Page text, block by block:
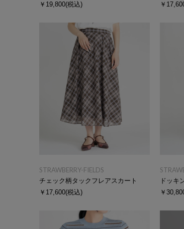
￥19,800(税込)
￥
STRAWBERRY-FIELDS
チェック柄タックフレアスカート
￥17,600(税込)
￥